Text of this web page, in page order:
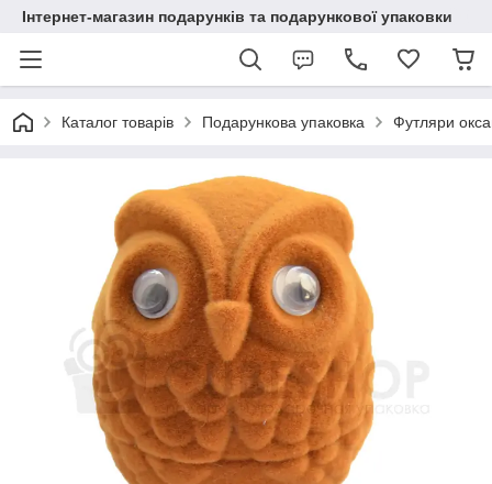
Інтернет-магазин подарунків та подарункової упаковки
Каталог товарів Подарункова упаковка Футляри